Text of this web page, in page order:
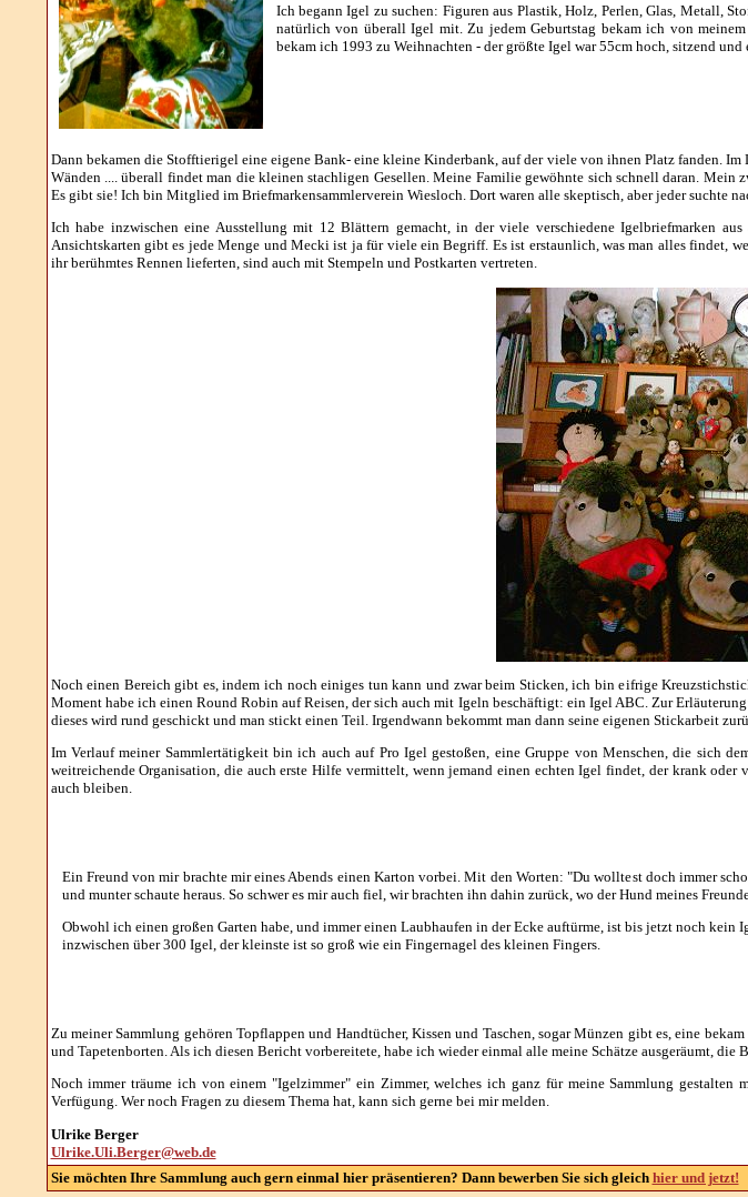
Ich begann Igel zu suchen: Figuren aus Plastik, Holz, Perlen, Glas, Metall,
natürlich von überall Igel mit. Zu jedem Geburtstag bekam ich von
bekam ich 1993 zu Weihnachten - der größte Igel war 55cm hoch, sitzend
Dann bekamen die Stofftierigel eine eigene Bank- eine kleine Kinderbank, auf der viele von ihnen Platz fanden.
Wänden .... überall findet man die kleinen stachligen Gesellen. Meine Familie gewöhnte sich schnell daran.
Es gibt sie! Ich bin Mitglied im Briefmarkensammlerverein Wiesloch. Dort waren alle skeptisch, aber jeder suchte
Ich habe inzwischen eine Ausstellung mit 12 Blättern gemacht, in der viele verschiedene Igelbriefmarken
Ansichtskarten gibt es jede Menge und Mecki ist ja für viele ein Begriff. Es ist erstaunlich, was man alles findet,
ihr berühmtes Rennen lieferten, sind auch mit Stempeln und Postkarten vertreten.
Noch einen Bereich gibt es, indem ich noch einiges tun kann und zwar beim Sticken, ich bin eifrige
Moment habe ich einen Round Robin auf Reisen, der sich auch mit Igeln beschäftigt: ein Igel ABC. Zur
dieses wird rund geschickt und man stickt einen Teil. Irgendwann bekommt man dann seine eigenen Stickarbeit
Im Verlauf meiner Sammlertätigkeit bin ich auch auf Pro Igel gestoßen, eine Gruppe von Menschen, die sich
weitreichende Organisation, die auch erste Hilfe vermittelt, wenn jemand einen echten Igel findet, der krank
auch bleiben.
Ein Freund von mir brachte mir eines Abends einen Karton vorbei. Mit den Worten: "Du wolltest doch immer
und munter schaute heraus. So schwer es mir auch fiel, wir brachten ihn dahin zurück, wo der Hund meines
Obwohl ich einen großen Garten habe, und immer einen Laubhaufen in der Ecke auftürme, ist bis jetzt noch
inzwischen über 300 Igel, der kleinste ist so groß wie ein Fingernagel des kleinen Fingers.
Zu meiner Sammlung gehören Topflappen und Handtücher, Kissen und Taschen, sogar Münzen gibt es, eine
und Tapetenborten. Als ich diesen Bericht vorbereitete, habe ich wieder einmal alle meine Schätze ausgeräumt,
Noch immer träume ich von einem "Igelzimmer" ein Zimmer, welches ich ganz für meine Sammlung
Verfügung. Wer noch Fragen zu diesem Thema hat, kann sich gerne bei mir melden.
Ulrike Berger
Ulrike.Uli.Berger@web.de
Sie möchten Ihre Sammlung auch gern einmal hier präsentieren? Dann bewerben Sie sich gleich hier und jetzt!